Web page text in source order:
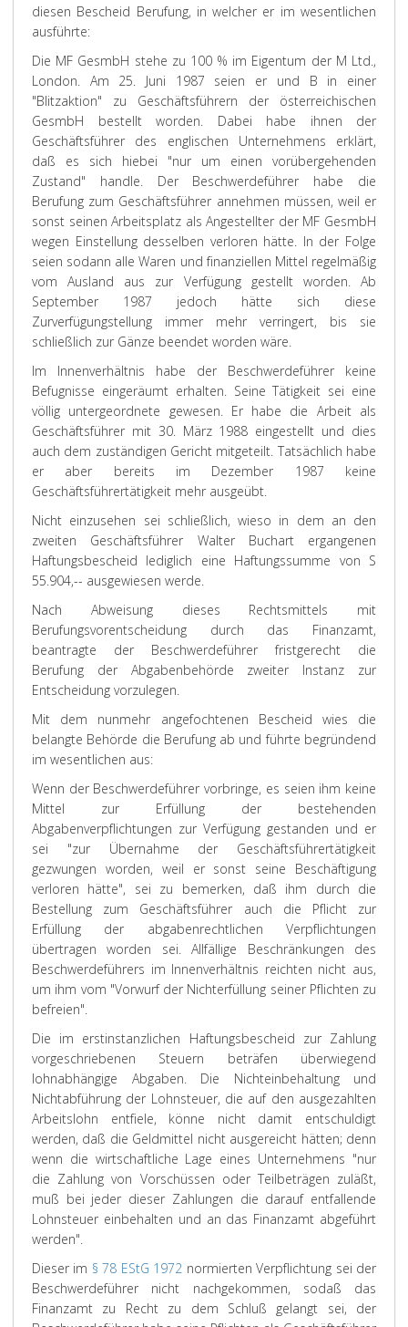
diesen Bescheid Berufung, in welcher er im wesentlichen
ausführte:
Die MF GesmbH stehe zu 100 % im Eigentum der M Ltd.,
London. Am 25. Juni 1987 seien er und B in einer
"Blitzaktion" zu Geschäftsführern der österreichischen
GesmbH bestellt worden. Dabei habe ihnen der
Geschäftsführer des englischen Unternehmens erklärt,
daß es sich hiebei "nur um einen vorübergehenden
Zustand" handle. Der Beschwerdeführer habe die
Berufung zum Geschäftsführer annehmen müssen, weil er
sonst seinen Arbeitsplatz als Angestellter der MF GesmbH
wegen Einstellung desselben verloren hätte. In der Folge
seien sodann alle Waren und finanziellen Mittel regelmäßig
vom Ausland aus zur Verfügung gestellt worden. Ab
September 1987 jedoch hätte sich diese
Zurverfügungstellung immer mehr verringert, bis sie
schließlich zur Gänze beendet worden wäre.
Im Innenverhältnis habe der Beschwerdeführer keine
Befugnisse eingeräumt erhalten. Seine Tätigkeit sei eine
völlig untergeordnete gewesen. Er habe die Arbeit als
Geschäftsführer mit 30. März 1988 eingestellt und dies
auch dem zuständigen Gericht mitgeteilt. Tatsächlich habe
er aber bereits im Dezember 1987 keine
Geschäftsführertätigkeit mehr ausgeübt.
Nicht einzusehen sei schließlich, wieso in dem an den
zweiten Geschäftsführer Walter Buchart ergangenen
Haftungsbescheid lediglich eine Haftungssumme von S
55.904,-- ausgewiesen werde.
Nach Abweisung dieses Rechtsmittels mit
Berufungsvorentscheidung durch das Finanzamt,
beantragte der Beschwerdeführer fristgerecht die
Berufung der Abgabenbehörde zweiter Instanz zur
Entscheidung vorzulegen.
Mit dem nunmehr angefochtenen Bescheid wies die
belangte Behörde die Berufung ab und führte begründend
im wesentlichen aus:
Wenn der Beschwerdeführer vorbringe, es seien ihm keine
Mittel zur Erfüllung der bestehenden
Abgabenverpflichtungen zur Verfügung gestanden und er
sei "zur Übernahme der Geschäftsführertätigkeit
gezwungen worden, weil er sonst seine Beschäftigung
verloren hätte", sei zu bemerken, daß ihm durch die
Bestellung zum Geschäftsführer auch die Pflicht zur
Erfüllung der abgabenrechtlichen Verpflichtungen
übertragen worden sei. Allfällige Beschränkungen des
Beschwerdeführers im Innenverhältnis reichten nicht aus,
um ihm vom "Vorwurf der Nichterfüllung seiner Pflichten zu
befreien".
Die im erstinstanzlichen Haftungsbescheid zur Zahlung
vorgeschriebenen Steuern beträfen überwiegend
lohnabhängige Abgaben. Die Nichteinbehaltung und
Nichtabführung der Lohnsteuer, die auf den ausgezahlten
Arbeitslohn entfiele, könne nicht damit entschuldigt
werden, daß die Geldmittel nicht ausgereicht hätten; denn
wenn die wirtschaftliche Lage eines Unternehmens "nur
die Zahlung von Vorschüssen oder Teilbeträgen zuläßt,
muß bei jeder dieser Zahlungen die darauf entfallende
Lohnsteuer einbehalten und an das Finanzamt abgeführt
werden".
Dieser im § 78 EStG 1972 normierten Verpflichtung sei der
Beschwerdeführer nicht nachgekommen, sodaß das
Finanzamt zu Recht zu dem Schluß gelangt sei, der